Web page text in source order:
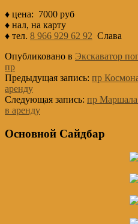
♦ цена: 7000 руб
♦ нал, на карту
♦ тел. 8 966 929 62 92 Слава
Опубликовано в Экскаватор
пр
Предыдущая запись: пр
аренду
Следующая запись: пр Маршала
в аренду
Основной Сайдбар